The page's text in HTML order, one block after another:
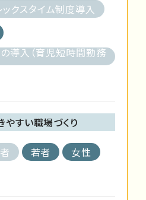
ックスタイム制度導入
導入（育児短時間勤務
すい職場づくり
若者
女性